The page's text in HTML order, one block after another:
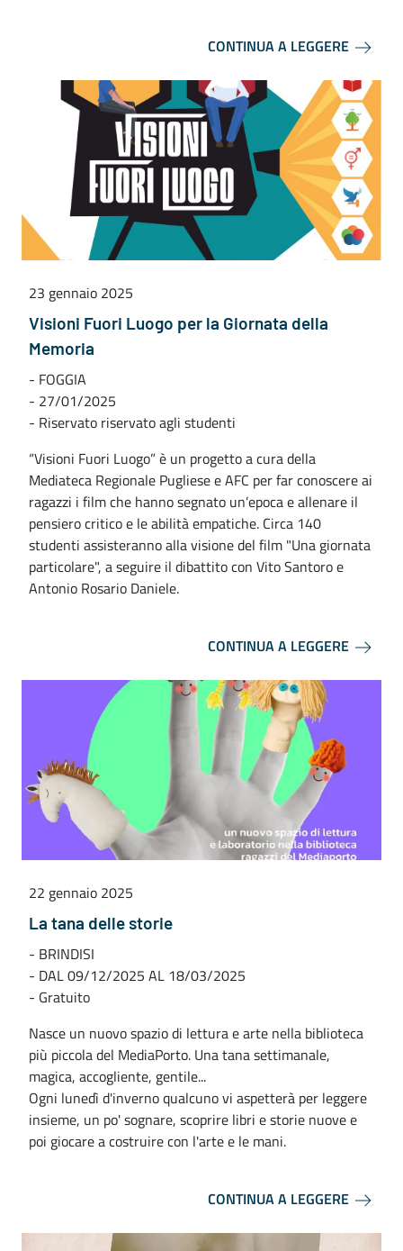
CONTINUA A LEGGERE
23 gennaio 2025
Visioni Fuori Luogo per la Giornata della
Memoria
- FOGGIA
- 27/01/2025
- Riservato riservato agli studenti
“Visioni Fuori Luogo” è un progetto a cura della
Mediateca Regionale Pugliese e AFC per far conoscere ai
ragazzi i film che hanno segnato un’epoca e allenare il
pensiero critico e le abilità empatiche. Circa 140
studenti assisteranno alla visione del film "Una giornata
particolare", a seguire il dibattito con Vito Santoro e
Antonio Rosario Daniele.
CONTINUA A LEGGERE
22 gennaio 2025
La tana delle storie
- BRINDISI
- DAL 09/12/2025 AL 18/03/2025
- Gratuito
Nasce un nuovo spazio di lettura e arte nella biblioteca
più piccola del MediaPorto. Una tana settimanale,
magica, accogliente, gentile...
Ogni lunedì d'inverno qualcuno vi aspetterà per leggere
insieme, un po' sognare, scoprire libri e storie nuove e
poi giocare a costruire con l'arte e le mani.
CONTINUA A LEGGERE